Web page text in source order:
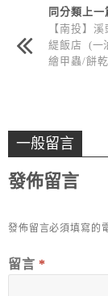
同分類上一
【南投】
緹飯店 (一
繪甲蟲/餅
一般留言
發佈留言
發佈留言必須填寫的
留言 *